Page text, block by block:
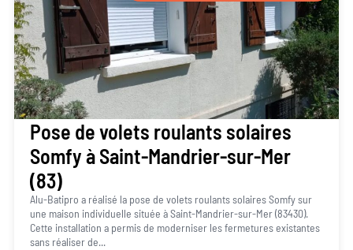
Pose de volets roulants solaires
Somfy à Saint-Mandrier-sur-Mer
(83)
Alu-Batipro a réalisé la pose de volets roulants solaires Somfy sur
une maison individuelle située à Saint-Mandrier-sur-Mer (83430).
Cette installation a permis de moderniser les fermetures existantes
sans réaliser de...